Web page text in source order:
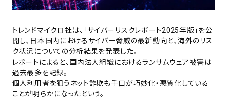
トレンドマイクロ社は、「サイバーリスクレポート2025年版」を公
開し、日本国内におけるサイバー脅威の最新動向と、海外のリス
ク状況についての分析結果を発表した。
レポートによると、国内法人組織におけるランサムウェア被害は
過去最多を記録。
個人利用者を狙うネット詐欺も手口が巧妙化・悪質化している
ことが明らかになったという。